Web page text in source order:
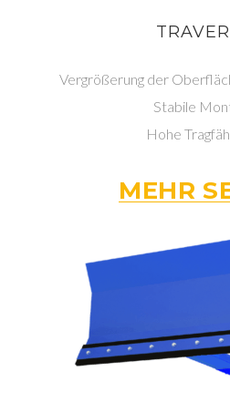
Vergrößerung der
Stabile
Hohe
MEHR